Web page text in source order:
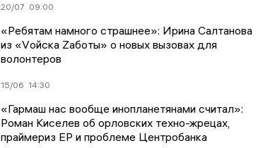
20/07 09:00
«Ребятам намного страшнее»: Ирина Салтанова
из «Vойска Zаботы» о новых вызовах для
волонтеров
15/06 14:30
«Гармаш нас вообще инопланетянами считал»:
Роман Киселев об орловских техно-жрецах,
праймериз ЕР и проблеме Центробанка